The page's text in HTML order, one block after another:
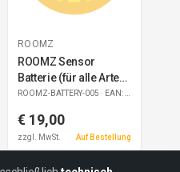
ROOMZ
ROOMZ Sensor
Batterie (für alle Arten
von Sensoren)
ROOMZ-BATTERY-005 · EAN: 7640183641152
€ 19,00
zzgl. MwSt. Auf Bestellung